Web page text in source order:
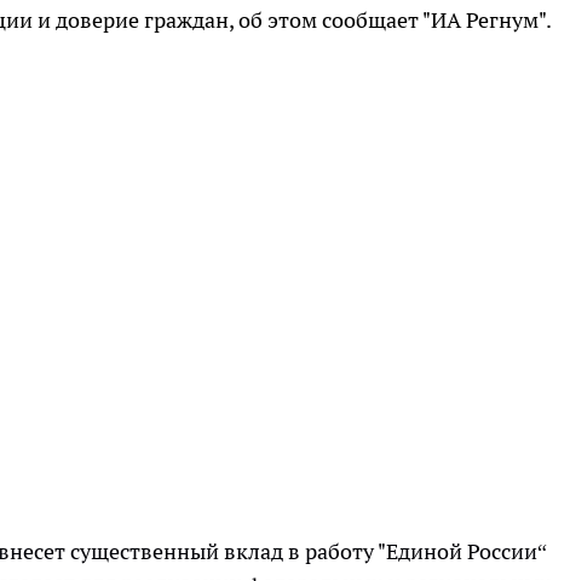
и доверие граждан, об этом сообщает "ИА Регнум".
существенный вклад в работу "Единой России“